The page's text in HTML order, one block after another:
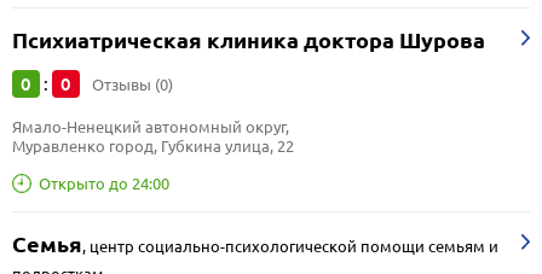
Психиатрическая клиника доктора Шурова
0 : 0 Отзывы (0)
Открыто до 24:00
Ямало-Ненецкий автономный округ,
Муравленко город, Губкина улица, 22
Семья, центр социально-психологической помощи семьям и